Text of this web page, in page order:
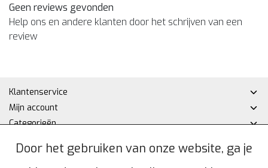
Geen reviews gevonden
Help ons en andere klanten door het schrijven van een
review
Klantenservice
Mijn account
Categorieën
Door het gebruiken van onze website, ga je